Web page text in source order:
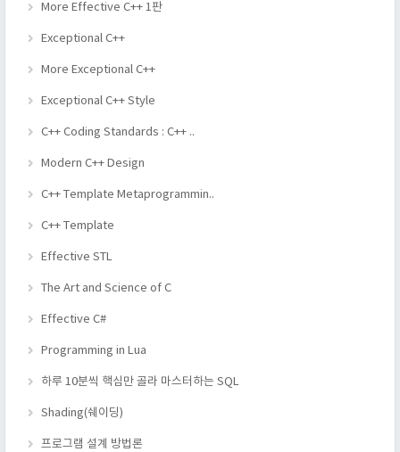
More Effective C++ 1판
Exceptional C++
More Exceptional C++
Exceptional C++ Style
C++ Coding Standards : C++ ..
Modern C++ Design
C++ Template Metaprogrammin..
C++ Template
Effective STL
The Art and Science of C
Effective C#
Programming in Lua
하루 10분씩 핵심만 골라 마스터하는 SQL
Shading(쉐이딩)
프로그램 설계 방법론